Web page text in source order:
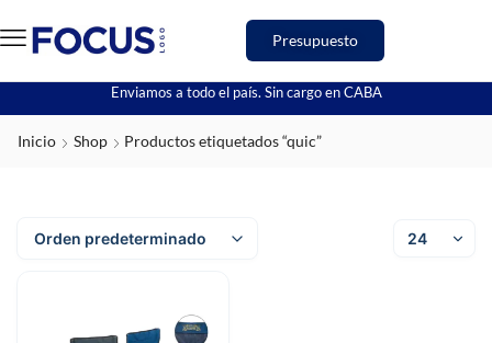
Presupuesto
Enviamos a todo el país. Sin cargo en CABA
Inicio Shop Productos etiquetados “quic”